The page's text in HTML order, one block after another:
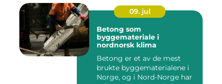
09. jul
Betong som
byggemateriale i
nordnorsk klima
Betong er et av de mest
brukte byggematerialene i
Norge, og i Nord-Norge har